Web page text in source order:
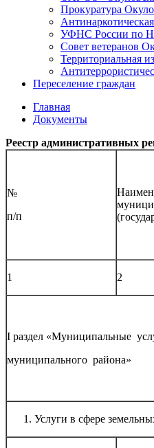
Прокуратура
УФНС России по
Совет ветеранов
Территориальная
Переселение граждан
Главная
Документы
Реестр административных
№
п/п
1 2
I раздел «Муниципальные
муниципального района»
Услуги в сфере